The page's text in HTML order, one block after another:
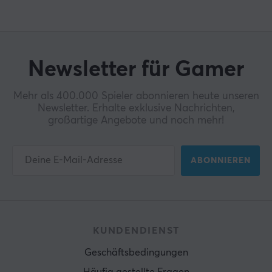
Newsletter für Gamer
Mehr als 400.000 Spieler abonnieren heute unseren
Newsletter. Erhalte exklusive Nachrichten,
großartige Angebote und noch mehr!
ABONNIEREN
KUNDENDIENST
Geschäftsbedingungen